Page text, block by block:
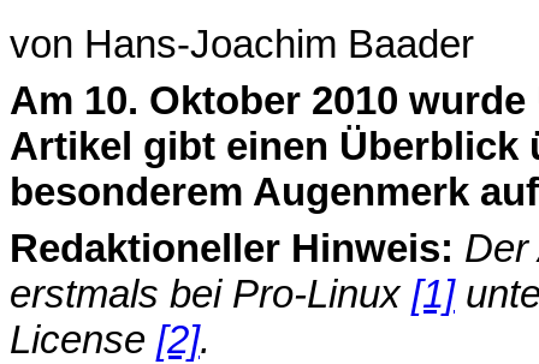
von Hans-Joachim Baader
Am 10. Oktober 2010
Artikel gibt einen Überblick
besonderem Augenmerk
Redaktioneller Hinweis: Der
erstmals bei Pro-Linux [1]
License [2].